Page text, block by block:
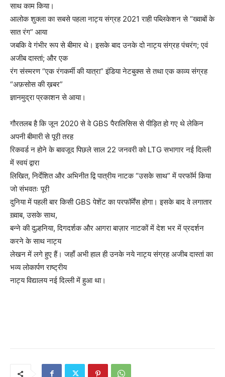
साथ काम किया।
आलोक शुक्ला का सबसे पहला नाट्य संग्रह 2021 राही पब्लिकेशन से “ख्वाबों के
सात रंग” आया
जबकि वे गंभीर रूप से बीमार थे। इसके बाद उनके दो नाट्य संग्रह पंचरंग; एवं
अजीब दास्तां; और एक
रंग संस्मरण “एक रंगकर्मी की यात्रा” इंडिया नेटबुक्स से तथा एक काव्य संग्रह
“अफ़सोस की ख़बर”
ज्ञानमुद्रा प्रकाशन से आया।
गौरतलब है कि जून 2020 से वे GBS पैरालिसिस से पीड़ित हो गए थे लेकिन
अपनी बीमारी से पूरी तरह
रिकवर्ड न होने के बावजूद पिछले साल 22 जनवरी को LTG सभागार नई दिल्ली
में स्वयं द्वारा
लिखित, निर्देशित और अभिनीत द्वि पात्रीय नाटक “उसके साथ” में परफॉर्म किया
जो संभवतः पूरी
दुनिया में पहली बार किसी GBS पेशेंट का परफॉर्मेंस होगा। इसके बाद वे लगातार
ख़्वाब, उसके साथ,
बन्ने की दुल्हनिया, दिगदर्शक और आगरा बाज़ार नाटकों में देश भर में प्रदर्शन
करने के साथ नाट्य
लेखन में लगे हुए हैं। जहाँ अभी हाल ही उनके नये नाट्य संग्रह अजीब दास्तां का
भव्य लोकार्पण राष्ट्रीय
नाट्य विद्यालय नई दिल्ली में हुआ था।